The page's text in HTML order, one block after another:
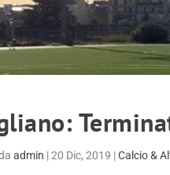
admin |20 Dic, 2019 |Calcio &